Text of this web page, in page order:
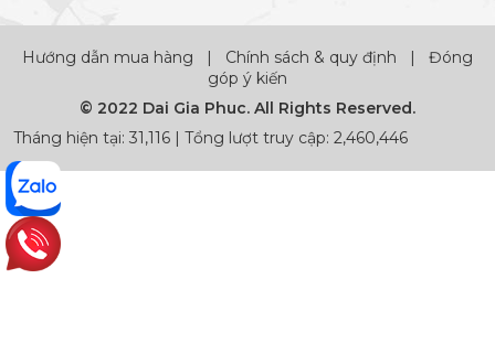
Hướng dẫn mua hàng Chính sách & quy định
Đóng
góp ý kiến
© 2022 Dai Gia Phuc. All Rights Reserved.
Tháng hiện tại: 31,116 | Tổng lượt truy cập: 2,460,446